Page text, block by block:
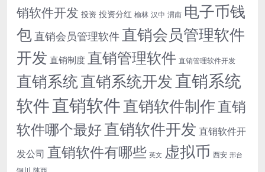
销软件开发 投资 投资分红 榆林 汉中 渭南 电子币钱
包 直销会员管理软件 直销会员管理软件
开发 直销制度 直销管理软件 直销管理软件开发
直销系统直销系统开发直销系统
软件直销软件直销软件制作直销
软件哪个最好直销软件开发 直销软件开
发公司 直销软件有哪些 英文 虚拟币 西安 邢台